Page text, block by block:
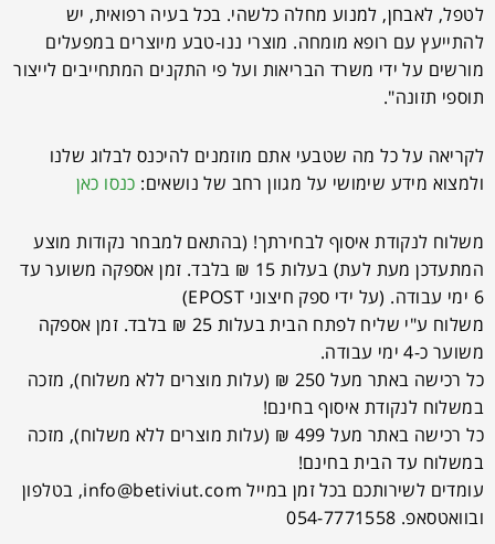
לטפל, לאבחן, למנוע מחלה כלשהי. בכל בעיה רפואית, יש
להתייעץ עם רופא מומחה. מוצרי ננו-טבע מיוצרים במפעלים
מורשים על ידי משרד הבריאות ועל פי התקנים המתחייבים לייצור
תוספי תזונה".
לקריאה על כל מה שטבעי אתם מוזמנים להיכנס לבלוג שלנו
ולמצוא מידע שימושי על מגוון רחב של נושאים: כנסו כאן
משלוח לנקודת איסוף לבחירתך! (בהתאם למבחר נקודות מוצע
המתעדכן מעת לעת) בעלות 15 ₪ בלבד. זמן אספקה משוער עד
6 ימי עבודה. (על ידי ספק חיצוני EPOST)
משלוח ע"י שליח לפתח הבית בעלות 25 ₪ בלבד. זמן אספקה
משוער כ-4 ימי עבודה.
כל רכישה באתר מעל 250 ₪ (עלות מוצרים ללא משלוח), מזכה
במשלוח לנקודת איסוף בחינם!
כל רכישה באתר מעל 499 ₪ (עלות מוצרים ללא משלוח), מזכה
במשלוח עד הבית בחינם!
עומדים לשירותכם בכל זמן במייל info@betiviut.com, בטלפון
ובוואטסאפ. 054-7771558